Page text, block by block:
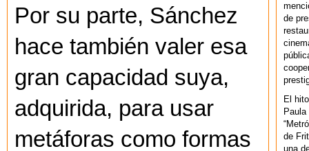
Por su parte, Sánchez
hace también valer esa
gran capacidad suya,
adquirida, para usar
metáforas como formas
de
El
de
una